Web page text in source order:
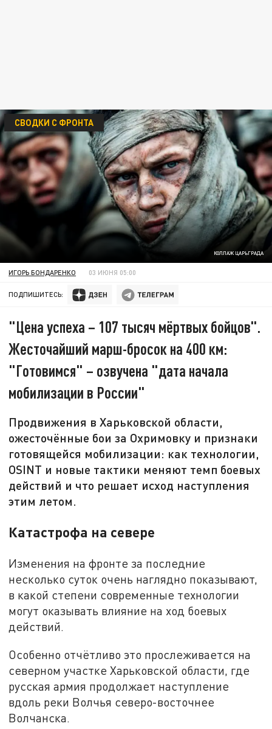
КОЛЛАЖ ЦАРЬГРАДА
СВОДКИ С ФРОНТА
ИГОРЬ БОНДАРЕНКО 03 ИЮНЯ 05:00
ПОДПИШИТЕСЬ:
"Цена успеха – 107 тысяч мёртвых бойцов".
Жесточайший марш-бросок на 400 км:
"Готовимся" – озвучена "дата начала
мобилизации в России"
Продвижения в Харьковской области,
ожесточённые бои за Охримовку и признаки
готовящейся мобилизации: как технологии,
OSINT и новые тактики меняют темп боевых
действий и что решает исход наступления
этим летом.
Катастрофа на севере
Изменения на фронте за последние
несколько суток очень наглядно показывают,
в какой степени современные технологии
могут оказывать влияние на ход боевых
действий.
Особенно отчётливо это прослеживается на
северном участке Харьковской области, где
русская армия продолжает наступление
вдоль реки Волчья северо-восточнее
Волчанска.